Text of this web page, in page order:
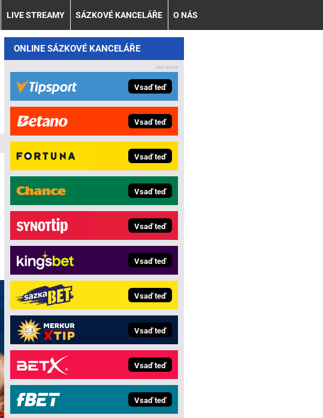
LIVE STREAMY SÁZKOVÉ KANCELÁŘE O NÁS
ONLINE SÁZKOVÉ KANCELÁŘE
Vsaď teď
Vsaď teď
Vsaď teď
Vsaď teď
Vsaď teď
Vsaď teď
Vsaď teď
Vsaď teď
Vsaď teď
Vsaď teď